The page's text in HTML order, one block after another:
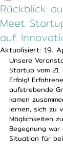
Rückblick
Meet
auf
Aktualisiert: 19.
Unsere
Startup vom
Erfolg!
aufstrebende
kamen
lernen, sich zu
Möglichkeiten
Begegnung war
Situation für